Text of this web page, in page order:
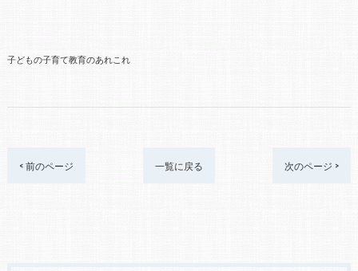
子どもの子育て教育のあれこれ
< 前のページ 一覧に戻る 次のページ >